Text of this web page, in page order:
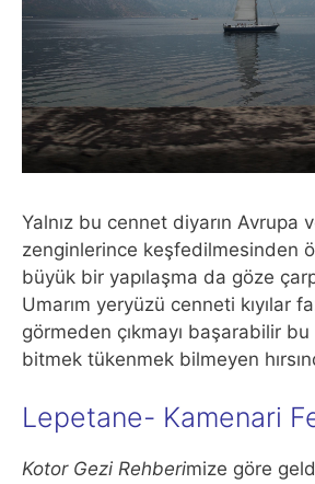
Yalnız bu cennet diyarın Avrupa
zenginlerince keşfedilmesinden
büyük bir yapılaşma da göze
Umarım yeryüzü cenneti kıyılar
görmeden çıkmayı başarabilir
bitmek tükenmek bilmeyen
Lepetane- Kamenari
Kotor Gezi Rehberimize göre